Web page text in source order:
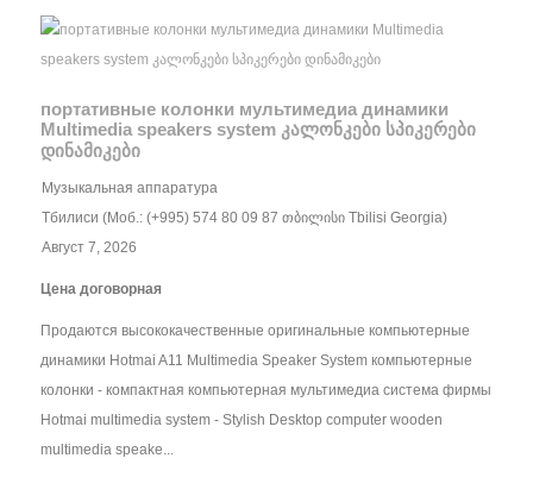
портативные колонки мультимедиа динамики
Multimedia speakers system კალონკები სპიკერები
დინამიკები
Музыкальная аппаратура
Тбилиси (Моб.: (+995) 574 80 09 87 თბილისი Tbilisi Georgia)
Август 7, 2026
Цена договорная
Продаются высококачественные оригинальные компьютерные
динамики Hotmai A11 Multimedia Speaker System компьютерные
колонки - компактная компьютерная мультимедиа система фирмы
Hotmai multimedia system - Stylish Desktop computer wooden
multimedia speake...